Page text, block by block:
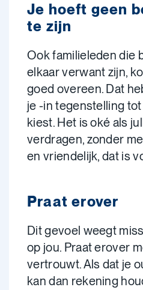
Je hoeft geen
te zijn
Ook familieleden die
elkaar verwant zijn,
goed overeen. Dat
je -in tegenstelling
kiest. Het is oké als
verdragen, zonder
en vriendelijk, dat is
Praat erover
Dit gevoel weegt
op jou. Praat erover
vertrouwt. Als dat je
kan dan rekening